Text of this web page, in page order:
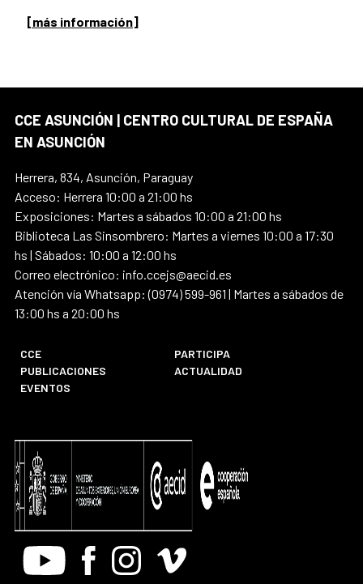
[más información]
CCE ASUNCIÓN | CENTRO CULTURAL DE ESPAÑA
EN ASUNCIÓN
Herrera, 834, Asunción, Paraguay
Acceso: Herrera 10:00 a 21:00 hs
Exposiciones: Martes a sábados 10:00 a 21:00 hs
Biblioteca Las Sinsombrero: Martes a viernes 10:00 a 17:30
hs | Sábados: 10:00 a 12:00 hs
Correo electrónico: info.ccejs@aecid.es
Atención vía Whatsapp: (0974) 599-961 | Martes a sábados de
13:00 hs a 20:00 hs
CCE
PARTICIPA
PUBLICACIONES
ACTUALIDAD
EVENTOS
Youtube FacebookInstagram
Vimeo